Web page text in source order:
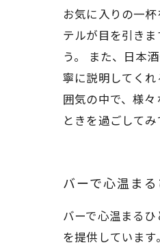
お気に入りの一
テルが目を引き
う。 また、日本
寧に説明してく
囲気の中で、様
ときを過ごしてみ
バーで心温ま
バーで心温まる
を提供していま